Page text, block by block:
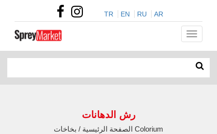
TR EN RU AR
رش الدهانات
الصفحة الرئيسية / بخاخات Colorium